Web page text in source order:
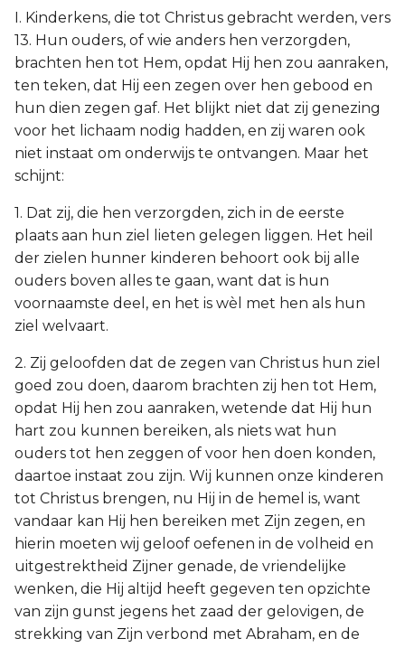
I. Kinderkens, die tot Christus gebracht werden, vers
13. Hun ouders, of wie anders hen verzorgden,
brachten hen tot Hem, opdat Hij hen zou aanraken,
ten teken, dat Hij een zegen over hen gebood en
hun dien zegen gaf. Het blijkt niet dat zij genezing
voor het lichaam nodig hadden, en zij waren ook
niet instaat om onderwijs te ontvangen. Maar het
schijnt:
1. Dat zij, die hen verzorgden, zich in de eerste
plaats aan hun ziel lieten gelegen liggen. Het heil
der zielen hunner kinderen behoort ook bij alle
ouders boven alles te gaan, want dat is hun
voornaamste deel, en het is wèl met hen als hun
ziel welvaart.
2. Zij geloofden dat de zegen van Christus hun ziel
goed zou doen, daarom brachten zij hen tot Hem,
opdat Hij hen zou aanraken, wetende dat Hij hun
hart zou kunnen bereiken, als niets wat hun
ouders tot hen zeggen of voor hen doen konden,
daartoe instaat zou zijn. Wij kunnen onze kinderen
tot Christus brengen, nu Hij in de hemel is, want
vandaar kan Hij hen bereiken met Zijn zegen, en
hierin moeten wij geloof oefenen in de volheid en
uitgestrektheid Zijner genade, de vriendelijke
wenken, die Hij altijd heeft gegeven ten opzichte
van zijn gunst jegens het zaad der gelovigen, de
strekking van Zijn verbond met Abraham, en de